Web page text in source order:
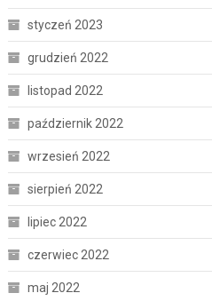
styczeń 2023
grudzień 2022
listopad 2022
październik 2022
wrzesień 2022
sierpień 2022
lipiec 2022
czerwiec 2022
maj 2022